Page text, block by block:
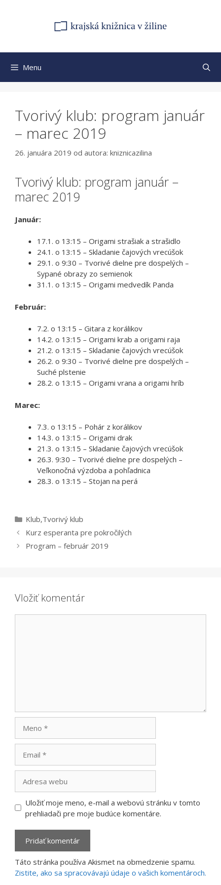
Menu
Tvorivý klub: program január
– marec 2019
26. januára 2019 od autora: kniznicazilina
Tvorivý klub: program január –
marec 2019
Január:
17.1. o 13:15 – Origami strašiak a strašidlo
24.1. o 13:15 – Skladanie čajových vrecúšok
29.1. o 9:30 – Tvorivé dielne pre dospelých –
Sypané obrazy zo semienok
31.1. o 13:15 – Origami medvedík Panda
Február:
7.2. o 13:15 – Gitara z korálikov
14.2. o 13:15 – Origami krab a origami raja
21.2. o 13:15 – Skladanie čajových vrecúšok
26.2. o 9:30 – Tvorivé dielne pre dospelých –
Suché plstenie
28.2. o 13:15 – Origami vrana a origami hríb
Marec:
7.3. o 13:15 – Pohár z korálikov
14.3. o 13:15 – Origami drak
21.3. o 13:15 – Skladanie čajových vrecúšok
26.3. 9:30 – Tvorivé dielne pre dospelých –
Veľkonočná výzdoba a pohľadnica
28.3. o 13:15 – Stojan na perá
Kategórie
Klub,Tvorivý klub
Kurz esperanta pre pokročilých
Program – február 2019
Vložiť komentár
webu
Uložiť moje meno, e-mail a webovú stránku v tomto
prehliadači pre moje budúce komentáre.
Táto stránka používa Akismet na obmedzenie spamu.
Zistite, ako sa spracovávajú údaje o vašich komentároch.